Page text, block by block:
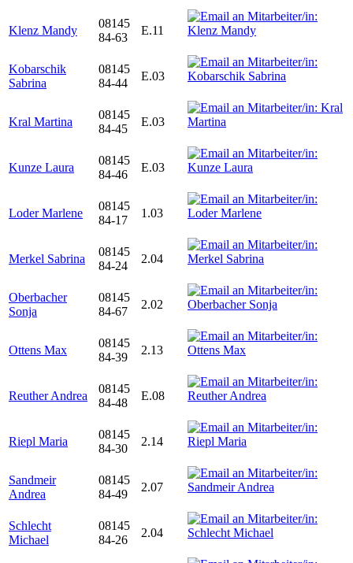
Klenz Mandy
08145
84-63
E.11
Kobarschik
Sabrina
08145
84-44
E.03
Kral Martina
08145
84-45
E.03
Kunze Laura
08145
84-46
E.03
Loder Marlene
08145
84-17
1.03
Merkel Sabrina
08145
84-24
2.04
Oberbacher
Sonja
08145
84-67
2.02
Ottens Max
08145
84-39
2.13
Reuther Andrea
08145
84-48
E.08
Riepl Maria
08145
84-30
2.14
Sandmeir
Andrea
08145
84-49
2.07
Schlecht
Michael
08145
84-26
2.04